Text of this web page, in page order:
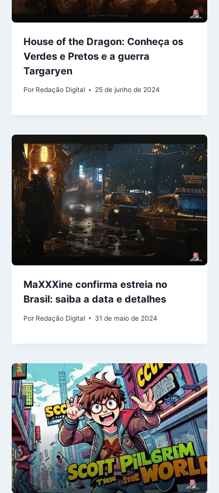
House of the Dragon: Conheça os
Verdes e Pretos e a guerra
Targaryen
Por Redação Digital 25 de junho de 2024
MaXXXine confirma estreia no
Brasil: saiba a data e detalhes
Por Redação Digital 31 de maio de 2024